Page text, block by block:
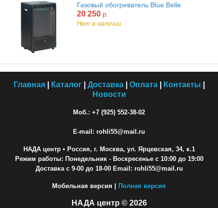
Газовый обогреватель Blue Belle
20 250 р.
Нет в наличии
Главная| Каталог| Доставка| Оплата| Контакты
Новости
Моб.: +7 (925) 552-38-02
E-mail: rohli55@mail.ru
НАДА центр• Россия, г. Москва, ул. Ярцевская, 34, к.1
Режим работы: Понедельник - Воскресенье с 10:00 до 19:00
Доставка с 9-00 до 18-00 Email: rohli55@mail.ru
Мобильная версия | Полная версия
НАДА центр © 2026